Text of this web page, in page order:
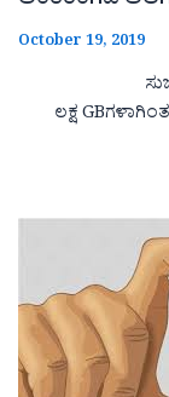
October 19, 2019
ಸುಜಾತ
ಲಕ್ಷ